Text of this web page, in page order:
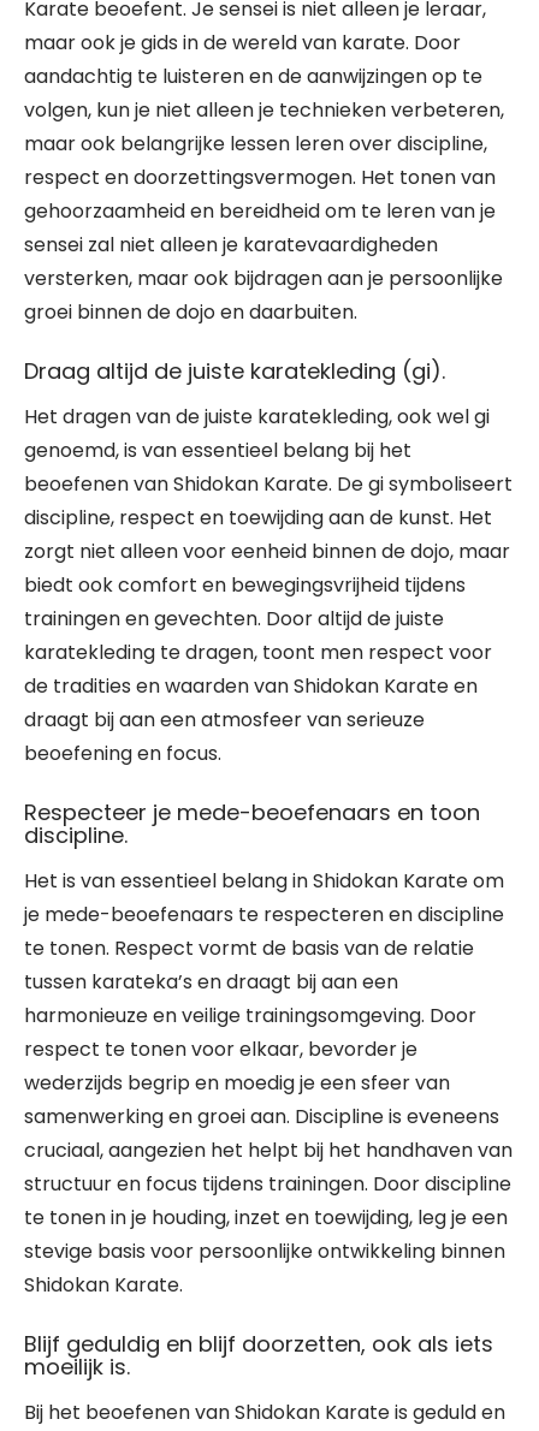
Karate beoefent. Je sensei is niet alleen je leraar,
maar ook je gids in de wereld van karate. Door
aandachtig te luisteren en de aanwijzingen op te
volgen, kun je niet alleen je technieken verbeteren,
maar ook belangrijke lessen leren over discipline,
respect en doorzettingsvermogen. Het tonen van
gehoorzaamheid en bereidheid om te leren van je
sensei zal niet alleen je karatevaardigheden
versterken, maar ook bijdragen aan je persoonlijke
groei binnen de dojo en daarbuiten.
Draag altijd de juiste karatekleding (gi).
Het dragen van de juiste karatekleding, ook wel gi
genoemd, is van essentieel belang bij het
beoefenen van Shidokan Karate. De gi symboliseert
discipline, respect en toewijding aan de kunst. Het
zorgt niet alleen voor eenheid binnen de dojo, maar
biedt ook comfort en bewegingsvrijheid tijdens
trainingen en gevechten. Door altijd de juiste
karatekleding te dragen, toont men respect voor
de tradities en waarden van Shidokan Karate en
draagt bij aan een atmosfeer van serieuze
beoefening en focus.
Respecteer je mede-beoefenaars en toon
discipline.
Het is van essentieel belang in Shidokan Karate om
je mede-beoefenaars te respecteren en discipline
te tonen. Respect vormt de basis van de relatie
tussen karateka’s en draagt bij aan een
harmonieuze en veilige trainingsomgeving. Door
respect te tonen voor elkaar, bevorder je
wederzijds begrip en moedig je een sfeer van
samenwerking en groei aan. Discipline is eveneens
cruciaal, aangezien het helpt bij het handhaven van
structuur en focus tijdens trainingen. Door discipline
te tonen in je houding, inzet en toewijding, leg je een
stevige basis voor persoonlijke ontwikkeling binnen
Shidokan Karate.
Blijf geduldig en blijf doorzetten, ook als iets
moeilijk is.
Bij het beoefenen van Shidokan Karate is geduld en